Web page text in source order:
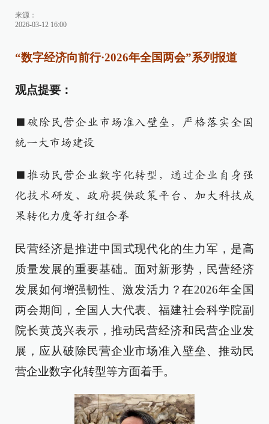
来源：
2026-03-12 16:00
“数字经济向前行·2026年全国两会”系列报道
观点提要：
■破除民营企业市场准入壁垒，严格落实全国
统一大市场建设
■推动民营企业数字化转型，通过企业自身强
化技术研发、政府提供政策平台、加大科技成
果转化力度等打组合拳
民营经济是推进中国式现代化的生力军，是高
质量发展的重要基础。面对新形势，民营经济
发展如何增强韧性、激发活力？在2026年全国
两会期间，全国人大代表、福建社会科学院副
院长黄茂兴表示，推动民营经济和民营企业发
展，应从破除民营企业市场准入壁垒、推动民
营企业数字化转型等方面着手。